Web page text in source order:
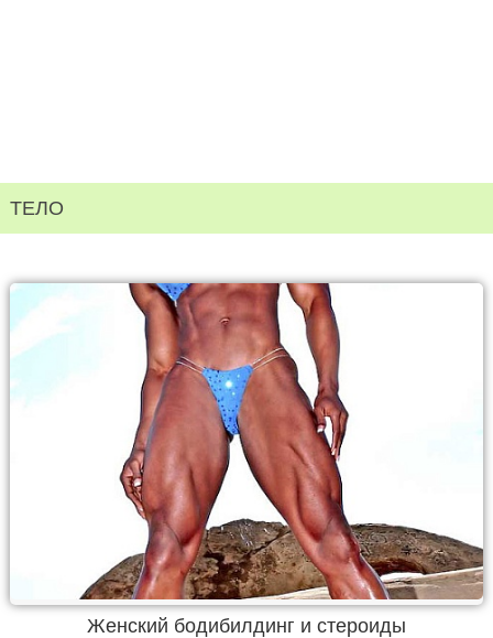
ТЕЛО
Женский бодибилдинг и стероиды